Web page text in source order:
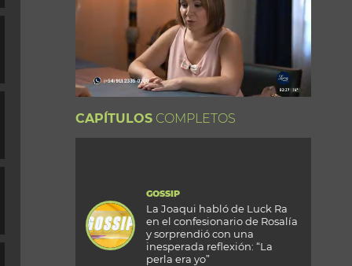
CAPÍTULOS COMPLETOS
GOSSIP
La Joaqui habló de Luck Ra
en el confesionario de Rosalía
y sorprendió con una
inesperada reflexión: “La
perla era yo”